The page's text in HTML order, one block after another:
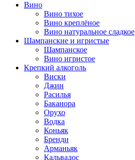
Вино
Вино тихое
Вино креплёное
Вино натуральное сладкое
Шампанские и игристые
Шампанское
Вино игристое
Крепкий алкоголь
Виски
Джин
Расилья
Баканора
Орухо
Водка
Коньяк
Бренди
Арманьяк
Кальвадос